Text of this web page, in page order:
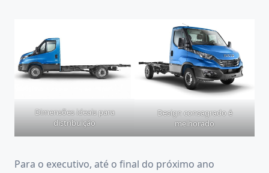
Dimensões ideais para
distribuição
Design consagrado é
melhorado
Para o executivo, até o final do próximo ano